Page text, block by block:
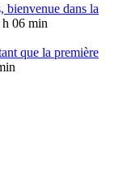
bienvenue dans la
06 min
que la première